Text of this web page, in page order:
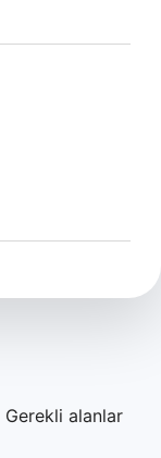
Gerekli alanlar